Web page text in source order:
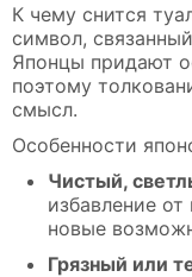
К чему снится
символ,
Японцы придают
поэтому
смысл.
Особенности
Чистый,
избавление
новые
Грязный или